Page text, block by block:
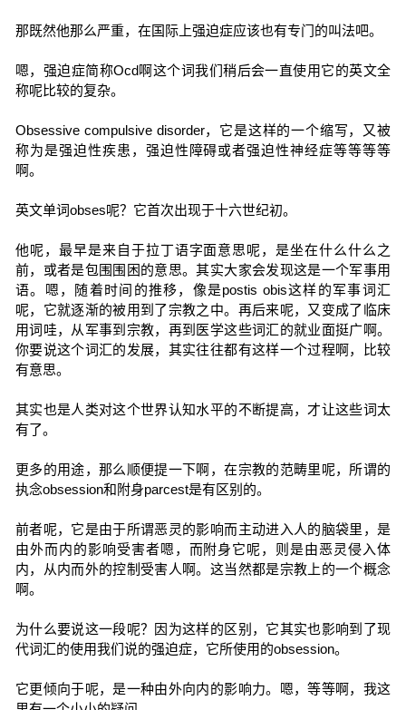
那既然他那么严重，在国际上强迫症应该也有专门的叫法吧。
嗯，强迫症简称Ocd啊这个词我们稍后会一直使用它的英文全
称呢比较的复杂。
Obsessive compulsive disorder，它是这样的一个缩写，又被
称为是强迫性疾患，强迫性障碍或者强迫性神经症等等等等
啊。
英文单词obses呢？它首次出现于十六世纪初。
他呢，最早是来自于拉丁语字面意思呢，是坐在什么什么之
前，或者是包围围困的意思。其实大家会发现这是一个军事用
语。嗯，随着时间的推移，像是postis obis这样的军事词汇
呢，它就逐渐的被用到了宗教之中。再后来呢，又变成了临床
用词哇，从军事到宗教，再到医学这些词汇的就业面挺广啊。
你要说这个词汇的发展，其实往往都有这样一个过程啊，比较
有意思。
其实也是人类对这个世界认知水平的不断提高，才让这些词太
有了。
更多的用途，那么顺便提一下啊，在宗教的范畴里呢，所谓的
执念obsession和附身parcest是有区别的。
前者呢，它是由于所谓恶灵的影响而主动进入人的脑袋里，是
由外而内的影响受害者嗯，而附身它呢，则是由恶灵侵入体
内，从内而外的控制受害人啊。这当然都是宗教上的一个概念
啊。
为什么要说这一段呢？因为这样的区别，它其实也影响到了现
代词汇的使用我们说的强迫症，它所使用的obsession。
它更倾向于呢，是一种由外向内的影响力。嗯，等等啊，我这